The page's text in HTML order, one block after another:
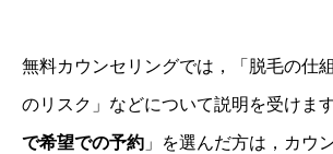
無料カウンセリングでは，「脱毛の仕
のリスク」などについて説明を受けま
で希望での予約 」を選んだ方は，カウ